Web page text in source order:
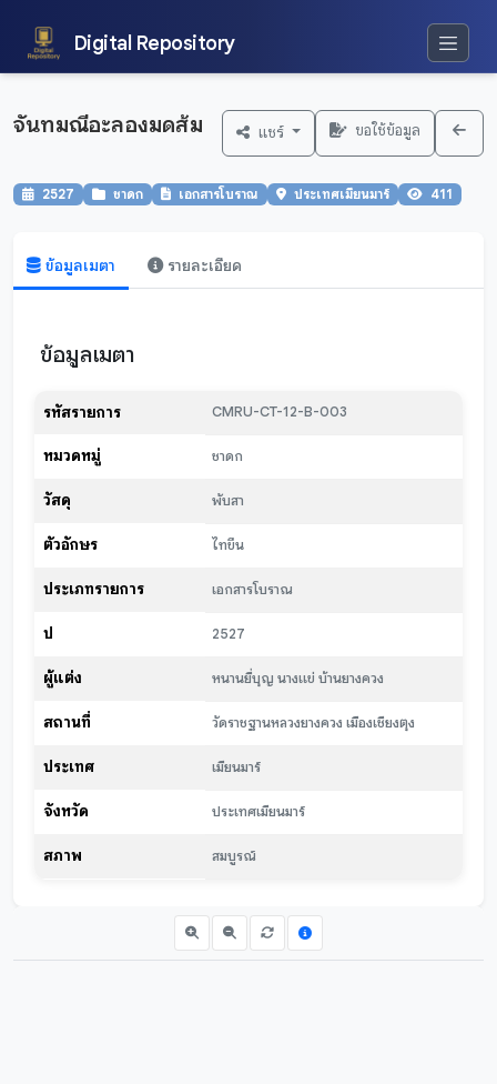
Digital Repository
จันทมณีอะลองมดส้ม แชร์ ขอใช้ข้อมูล
2527 ชาดก เอกสารโบราณ ประเทศเมียนมาร์ 411
ข้อมูลเมตา รายละเอียด
ข้อมูลเมตา
รหัสรายการ CMRU-CT-12-B-003
หมวดหมู่ ชาดก
วัสดุ พับสา
ตัวอักษร ไทขึน
ประเภทรายการ เอกสารโบราณ
ปี 2527
ผู้แต่ง หนานยี่บุญ นางแข่ บ้านยางควง
สถานที่ วัดราชฐานหลวงยางควง เมืองเชียงตุง
ประเทศ เมียนมาร์
จังหวัด ประเทศเมียนมาร์
สภาพ สมบูรณ์